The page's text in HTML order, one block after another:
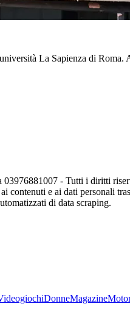
La Sapienza di Roma.
- Tutti i diritti
contenuti e ai dati personali
di data scraping.
DonneMagazine